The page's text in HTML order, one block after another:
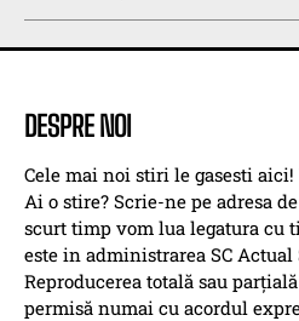
DESPRE NOI
Cele mai noi stiri le gasesti
Ai o stire? Scrie-ne pe adresa
scurt timp vom lua legatura cu
este in administrarea SC
Reproducerea totală sau
permisă numai cu acordul